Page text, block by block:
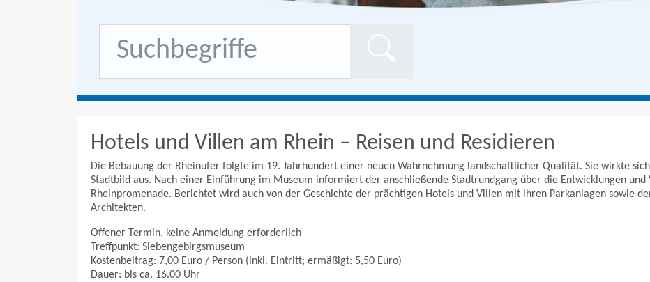
Hotels und Villen am Rhein – Reisen und Residieren
Die Bebauung der Rheinufer folgte im 19. Jahrhundert einer neuen Wahrnehmung landschaftlicher Qualität. Sie wirkte
Stadtbild aus. Nach einer Einführung im Museum informiert der anschließende Stadtrundgang über die Entwicklungen und
Rheinpromenade. Berichtet wird auch von der Geschichte der prächtigen Hotels und Villen mit ihren Parkanlagen sowie
Architekten.
Offener Termin, keine Anmeldung erforderlich
Treffpunkt: Siebengebirgsmuseum
Kostenbeitrag: 7,00 Euro / Person (inkl. Eintritt; ermäßigt: 5,50 Euro)
Dauer: bis ca. 16.00 Uhr